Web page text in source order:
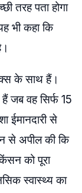
तरह पता होगा
भी कहा कि
के साथ हैं।
जब वह सिर्फ 15
ईमानदारी से
से अपील की कि
को पूरा
स्वास्थ्य का